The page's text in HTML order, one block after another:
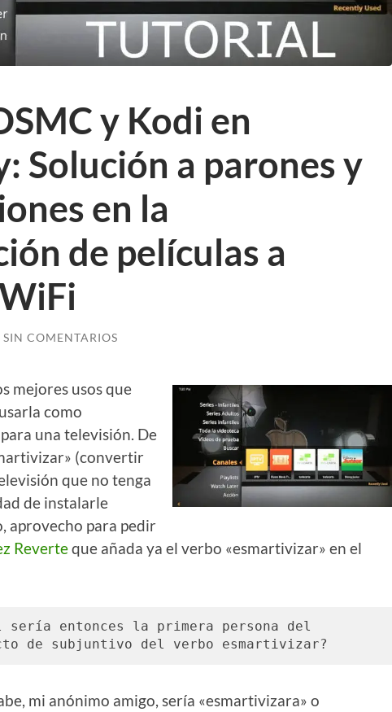
y Kodi en
Solución a parones y
en la
de películas a
SIN COMENTARIOS
mejores usos que
como
una televisión. De
(convertir
que no tenga
de instalarle
aprovecho para pedir
Reverteque añada ya el verbo «esmartivizar» en el
sería entonces la primera persona del
de subjuntivo del verbo esmartivizar?
mi anónimo amigo, sería «esmartivizara» o